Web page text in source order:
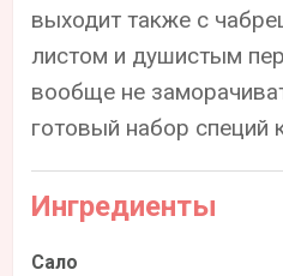
выходит также с
листом и душистым
вообще не
готовый набор специй
Ингредиенты
Сало